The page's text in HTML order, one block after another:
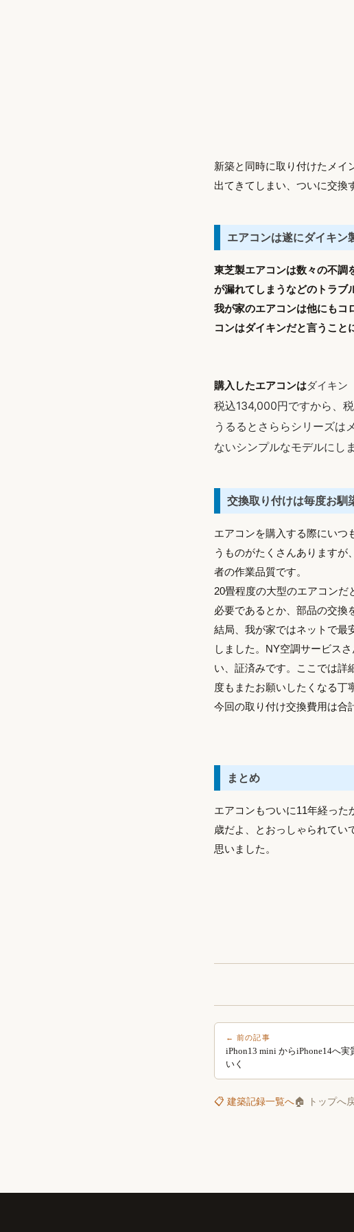
新築と同時に取り付けたメイ
出てきてしまい、ついに交換
エアコンは遂にダイキン
東芝製エアコンは数々の不調
が漏れてしまうなどのトラブ
我が家のエアコンは他にもコ
コンはダイキンだと言うこと
購入したエアコンはダイキン
税込134,000円ですから、
うるるとさららシリーズは
ないシンプルなモデルにし
交換取り付けは毎度お馴
エアコンを購入する際にいつ
うものがたくさんありますが
者の作業品質です。
20畳程度の大型のエアコン
必要であるとか、部品の交換
結局、我が家ではネットで最
しました。NY空調サービス
い、証済みです。ここでは詳
度もまたお願いしたくなる丁
今回の取り付け交換費用は合
まとめ
エアコンもついに11年経っ
歳だよ、とおっしゃられてい
思いました。
← 前の記事
iPhon13 mini からiPhone14へ実
いく
📋 建築記録一覧へ🏠 トップへ